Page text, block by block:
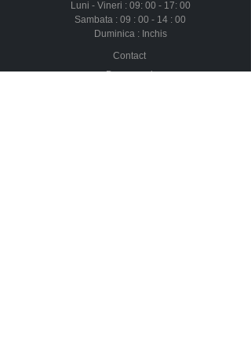
Luni - Vineri : 09: 00 - 17: 00
Sambata : 09 : 00 - 14 : 00
Duminica : Inchis
Contact
Despre noi